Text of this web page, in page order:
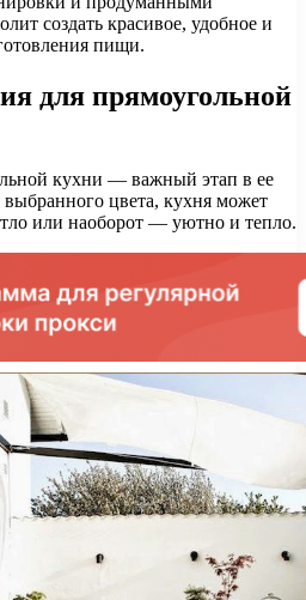
создать красивое, удобное и
пищи.
для прямоугольной
кухни — важный этап в ее
цвета, кухня может
или наоборот — уютно и тепло.